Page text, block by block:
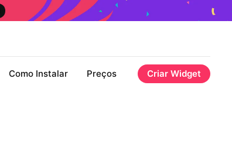
Como Instalar Preços Criar Widget